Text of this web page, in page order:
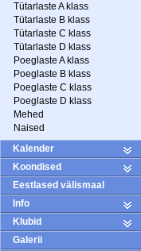
Tütarlaste A klass
Tütarlaste B klass
Tütarlaste C klass
Tütarlaste D klass
Poeglaste A klass
Poeglaste B klass
Poeglaste C klass
Poeglaste D klass
Mehed
Naised
Kalender
Koondised
Eestlased välismaal
Info
Klubid
Galerii